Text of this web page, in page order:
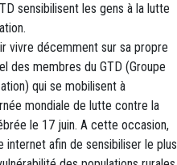
sensibilisent les gens à la lutte
vivre décemment sur sa propre
des membres du GTD (Groupe
qui se mobilisent à
mondiale de lutte contre la
le 17 juin. A cette occasion,
internet afin de sensibiliser le plus